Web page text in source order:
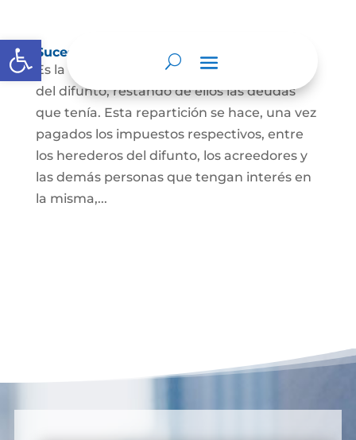
Abrir barra de herramientas
Sucesión de bienes por causa de muerte
Es la que se hace para repartir los bienes
del difunto, restando de ellos las deudas
que tenía. Esta repartición se hace, una vez
pagados los impuestos respectivos, entre
los herederos del difunto, los acreedores y
las demás personas que tengan interés en
la misma,...